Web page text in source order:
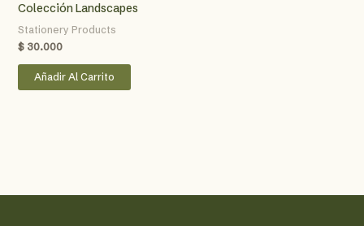
Colección Landscapes
Stationery Products
$30.000
Añadir Al Carrito